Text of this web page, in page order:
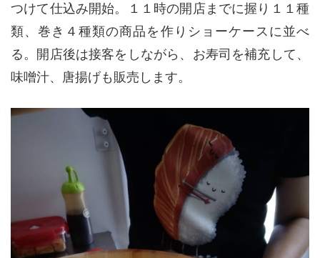
つけて仕込み開始。１１時の開店までに握り１１種
類、巻き４種類の商品を作りショーケースに並べ
る。開店後は接客をしながら、お寿司を補充して、
味噌汁、唐揚げも販売します。